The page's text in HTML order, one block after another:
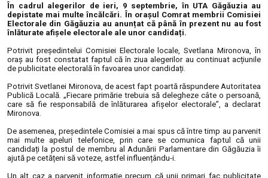
În cadrul alegerilor de ieri, 9 septembrie, în UTA Găgăuzia au
depistate mai multe încălcări. În orașul Comrat membrii Comisiei
Electorale din Găgăuzia au anunțat că până în prezent nu au fost
înlăturate afișele electorale ale unor candidați.
Potrivit președintelui Comisiei Electorale locale, Svetlana Mironova, în
oraș au fost constatat faptul că în ziua alegerilor au continuat acțiunile
de publicitate electorală în favoarea unor candidați.
Potrivit Svetlanei Mironova, de acest fapt poartă răspundere Autoritatea
Publică Locală. „Fiecare primărie trebuia să delegheze câte o persoană,
care să fie responsabilă de înlăturarea afișelor electorale”, a declarat
Mironova.
De asemenea, președintele Comisiei a mai spus că între timp au parvenit
mai multe apeluri telefonice, prin care se comunica faptul că unii
candidați la postul de membru al Adunării Parlamentare din Găgăuzia îi
ajută pe cetățeni să voteze, astfel influențându-i.
Un alt caz a parvenit informație precum că unii primari fac publicitate